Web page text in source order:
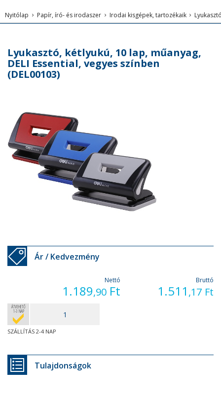
Nyitólap Papír, író- és irodaszer Irodai kisgépek, tartozékaik
Lyukasztó, kétlyukú, 10 lap, műanyag,
DELI Essential, vegyes színben
(DEL00103)
Ár / Kedvezmény
Nettó
1.189,90 Ft
Bruttó
1.511 ,17 Ft
ÁTVEHETŐ
1-3 NAP
SZÁLLÍTÁS 2-4 NAP
Tulajdonságok